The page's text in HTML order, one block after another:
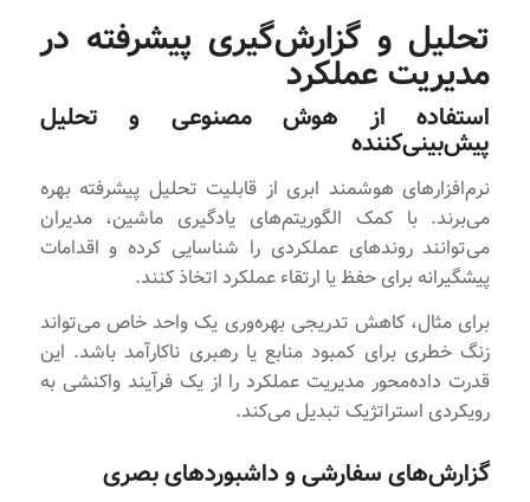
تحلیل و گزارش‌گیری پیشرفته در
مدیریت عملکرد
استفاده از هوش مصنوعی و تحلیل
پیش‌بینی‌کننده
نرم‌افزارهای هوشمند ابری از قابلیت تحلیل پیشرفته‌ بهره
می‌برند. با کمک الگوریتم‌های یادگیری ماشین، مدیران
می‌توانند روندهای عملکردی را شناسایی کرده و اقدامات
پیشگیرانه برای حفظ یا ارتقاء عملکرد اتخاذ کنند.
برای مثال، کاهش تدریجی بهره‌وری یک واحد خاص می‌تواند
زنگ خطری برای کمبود منابع یا رهبری ناکارآمد باشد. این
قدرت داده‌محور مدیریت عملکرد را از یک فرآیند واکنشی به
رویکردی استراتژیک تبدیل می‌کند.
گزارش‌های سفارشی و داشبوردهای بصری